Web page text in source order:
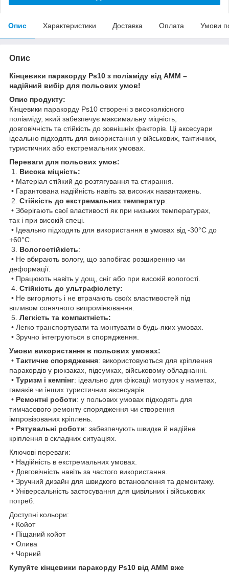
Опис Характеристики Доставка Оплата Умови
Опис
Кінцевики паракорду Ps10 з поліаміду від АММ –
надійний вибір для польових умов!
Опис продукту:
Кінцевики паракорду Ps10 створені з високоякісного
поліаміду, який забезпечує максимальну міцність,
довговічність та стійкість до зовнішніх факторів. Ці аксесуари
ідеально підходять для використання у військових, тактичних,
туристичних або екстремальних умовах.
Переваги для польових умов:
1. Висока міцність:
• Матеріал стійкий до розтягування та стирання.
• Гарантована надійність навіть за високих навантажень.
2. Стійкість до екстремальних температур:
• Зберігають свої властивості як при низьких температурах,
так і при високій спеці.
• Ідеально підходять для використання в умовах від -30°C до
+60°C.
3. Вологостійкість:
• Не вбирають вологу, що запобігає розширенню чи
деформації.
• Працюють навіть у дощ, сніг або при високій вологості.
4. Стійкість до ультрафіолету:
• Не вигоряють і не втрачають своїх властивостей під
впливом сонячного випромінювання.
5. Легкість та компактність:
• Легко транспортувати та монтувати в будь-яких умовах.
• Зручно інтегруються в спорядження.
Умови використання в польових умовах:
• Тактичне спорядження: використовуються для кріплення
паракордів у рюкзаках, підсумках, військовому обладнанні.
• Туризм і кемпінг: ідеально для фіксації мотузок у наметах,
гамаків чи інших туристичних аксесуарів.
• Ремонтні роботи: у польових умовах підходять для
тимчасового ремонту спорядження чи створення
імпровізованих кріплень.
• Рятувальні роботи: забезпечують швидке й надійне
кріплення в складних ситуаціях.
Ключові переваги:
• Надійність в екстремальних умовах.
• Довговічність навіть за частого використання.
• Зручний дизайн для швидкого встановлення та демонтажу.
• Універсальність застосування для цивільних і військових
потреб.
Доступні кольори:
• Койот
• Піщаний койот
• Олива
• Чорний
Купуйте кінцевики паракорду Ps10 від АММ вже